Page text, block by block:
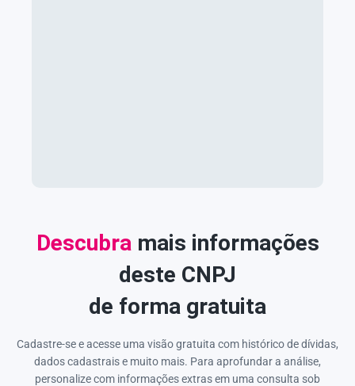
Descubramais informações
deste CNPJ
de forma gratuita
Cadastre-se e acesse uma visão gratuita com histórico de dívidas,
dados cadastrais e muito mais. Para aprofundar a análise,
personalize com informações extras em uma consulta sob